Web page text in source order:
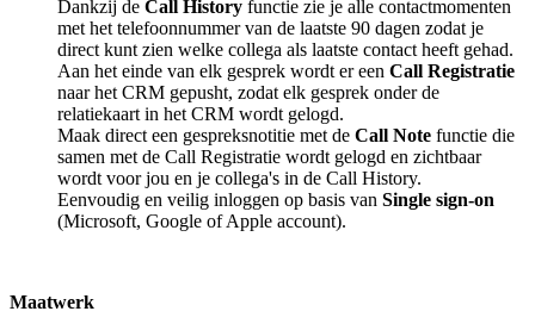
Dankzij de Call History functie zie je alle contactmomenten
met het telefoonnummer van de laatste 90 dagen zodat je
direct kunt zien welke collega als laatste contact heeft gehad.
Aan het einde van elk gesprek wordt er een Call Registratie
naar het CRM gepusht, zodat elk gesprek onder de
relatiekaart in het CRM wordt gelogd.
Maak direct een gespreksnotitie met de Call Note functie die
samen met de Call Registratie wordt gelogd en zichtbaar
wordt voor jou en je collega's in de Call History.
Eenvoudig en veilig inloggen op basis van Single sign-on
(Microsoft, Google of Apple account).
Maatwerk